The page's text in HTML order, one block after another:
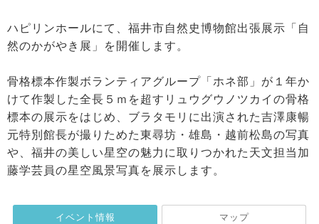
ハピリンホールにて、福井市自然史博物館出張展示「自
然のかがやき展」を開催します。
骨格標本作製ボランティアグループ「ホネ部」が１年か
けて作製した全長５ｍを超すリュウグウノツカイの骨格
標本の展示をはじめ、ブラタモリに出演された吉澤康暢
元特別館長が撮りためた東尋坊・雄島・越前松島の写真
や、福井の美しい星空の魅力に取りつかれた天文担当加
藤学芸員の星空風景写真を展示します。
イベント情報 マップ